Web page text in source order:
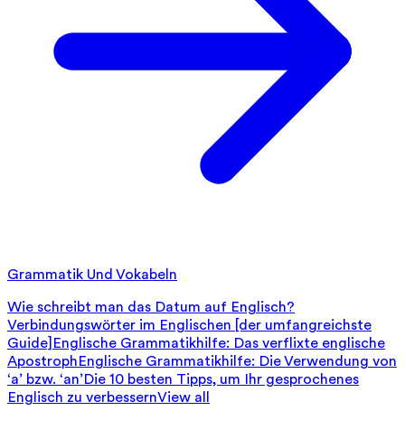
Grammatik Und Vokabeln
Wie schreibt man das Datum auf Englisch?
Verbindungswörter im Englischen [der umfangreichste
Guide] Englische Grammatikhilfe: Das verflixte englische
ApostrophEnglische Grammatikhilfe: Die Verwendung von
‘a’ bzw. ‘an’Die 10 besten Tipps, um Ihr gesprochenes
Englisch zu verbessernView all